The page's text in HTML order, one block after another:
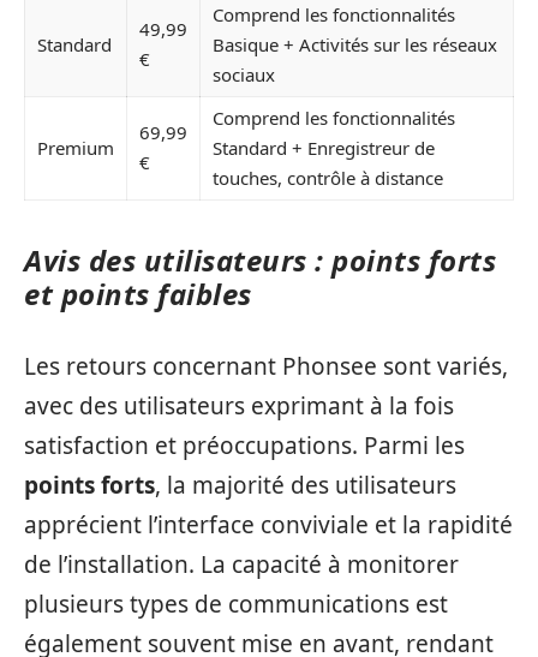
Standard
49,99
€
Comprend les fonctionnalités
Basique + Activités sur les réseaux
sociaux
Premium
69,99
€
Comprend les fonctionnalités
Standard + Enregistreur de
touches, contrôle à distance
Avis des utilisateurs : points forts
et points faibles
Les retours concernant Phonsee sont variés,
avec des utilisateurs exprimant à la fois
satisfaction et préoccupations. Parmi les
points forts, la majorité des utilisateurs
apprécient l’interface conviviale et la rapidité
de l’installation. La capacité à monitorer
plusieurs types de communications est
également souvent mise en avant, rendant